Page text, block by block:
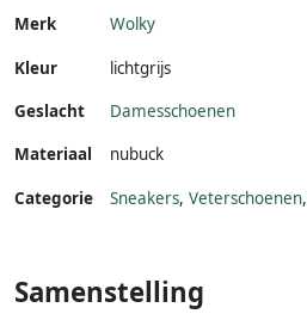
Merk Wolky
Kleur
lichtgrijs
Geslacht
Damesschoenen
Materiaal
nubuck
Categorie Sneakers, Veterschoenen,
Samenstelling